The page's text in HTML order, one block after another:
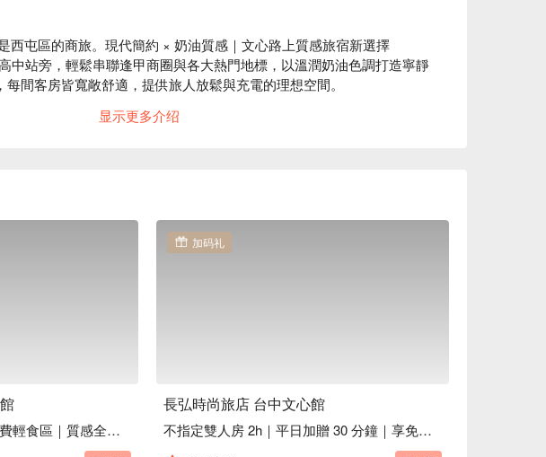
西屯區的商旅。現代簡約 × 奶油質感｜文心路上質感旅宿新選擇
中站旁，輕鬆串聯逢甲商圈與各大熱門地標，以溫潤奶油色調打造寧靜
間客房皆寬敞舒適，提供旅人放鬆與充電的理想空間。
價：Google 4.2 星 显示更多介绍
不指定雙人房 12h｜享免費輕食區｜質感全新升級
加码礼
長弘時尚旅店 台中文心館
不指定雙人房 2h｜平日加贈 30 分鐘｜享免費輕食區